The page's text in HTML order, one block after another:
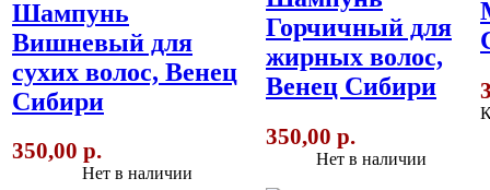
Шампунь
Вишневый для
сухих волос, Венец
Сибири
350,00 р.
Нет в наличии
Горчичный для
жирных волос,
Венец Сибири
350,00 р.
Нет в наличии